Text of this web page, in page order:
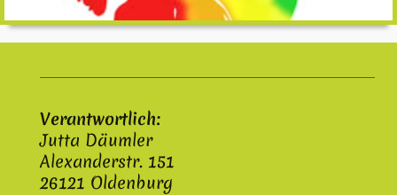
Verantwortlich:
Jutta Däumler
Alexanderstr. 151
26121 Oldenburg